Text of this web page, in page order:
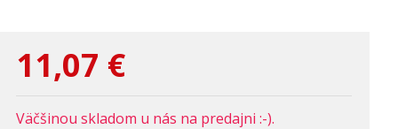
11,07 €
Väčšinou skladom u nás na predajni :-).